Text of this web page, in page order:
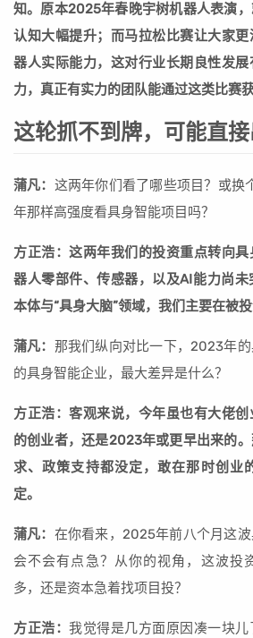
知。原本2025年春晚宇树机器人表演
认知大幅提升；而马拉松比赛让大家
器人实际能力，这对行业长期良性发
力，真正有实力的团队能通过这类比赛
这轮抓不到牌，可能直
蒲凡： 这两年你们看了哪些项目？或换
年那样高强度看具身智能项目吗？
方正浩：这两年我们的投资重点转向
器人零部件、传感器，以及AI能力尚
本体与“具身大脑”领域，我们主要在被投
蒲凡： 那我们纵向对比一下，2023年
的具身智能企业，最大差异是什么？
方正浩：客观来说，今年虽也有大佬
的创业者，还是2023年或更早出来的
求、政策支持都没定，敢在那时创业
定。
蒲凡： 在你看来，2025年前八个月这波
会不会有点急？从你的视角，这波投
多，还是资本急着找项目投？
方正浩： 我觉得是几方面原因凑一块儿